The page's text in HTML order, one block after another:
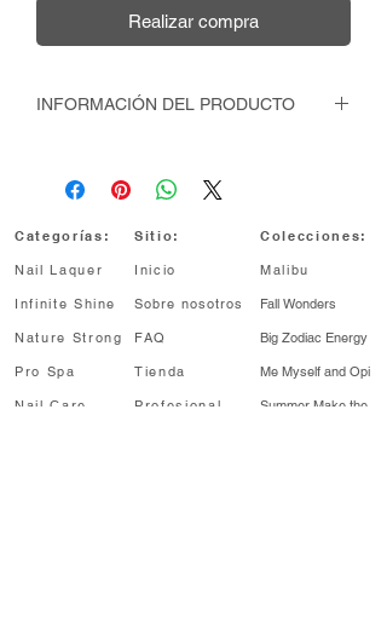
Realizar compra
INFORMACIÓN DEL PRODUCTO
de duración
Categorías:
Nail Laquer
Infinite Shine
Nature Strong
Pro Spa
Nail Care
Sitio:
Inicio
Sobre nosotros
FAQ
Tienda
Profesional
Colecciones:
Malibu
Fall Wonders
Big Zodiac Energy
Me Myself and Opi
Summer Make the